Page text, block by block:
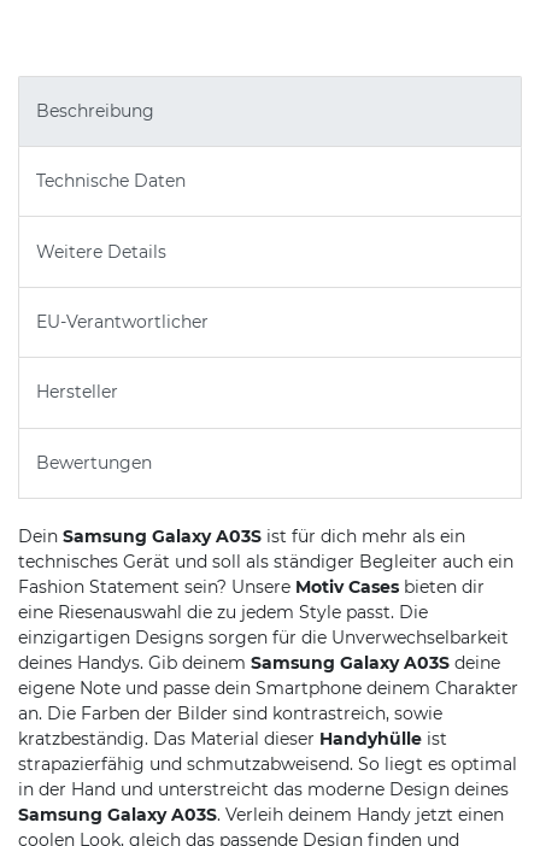
Beschreibung
Technische Daten
Weitere Details
EU-Verantwortlicher
Hersteller
Bewertungen
Dein Samsung Galaxy A03S ist für dich mehr als ein
technisches Gerät und soll als ständiger Begleiter auch ein
Fashion Statement sein? Unsere Motiv Cases bieten dir
eine Riesenauswahl die zu jedem Style passt. Die
einzigartigen Designs sorgen für die Unverwechselbarkeit
deines Handys. Gib deinem Samsung Galaxy A03S deine
eigene Note und passe dein Smartphone deinem Charakter
an. Die Farben der Bilder sind kontrastreich, sowie
kratzbeständig. Das Material dieser Handyhülle ist
strapazierfähig und schmutzabweisend. So liegt es optimal
in der Hand und unterstreicht das moderne Design deines
Samsung Galaxy A03S. Verleih deinem Handy jetzt einen
coolen Look, gleich das passende Design finden und